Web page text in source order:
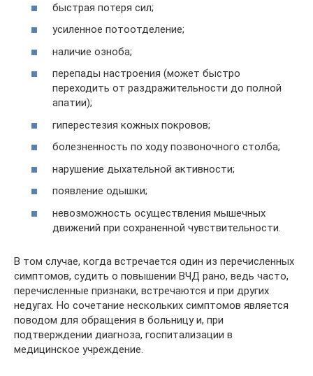
быстрая потеря сил;
усиленное потоотделение;
наличие озноба;
перепады настроения (может быстро
переходить от раздражительности до полной
апатии);
гиперестезия кожных покровов;
болезненность по ходу позвоночного столба;
нарушение дыхательной активности;
появление одышки;
невозможность осуществления мышечных
движений при сохраненной чувствительности.
В том случае, когда встречается один из перечисленных
симптомов, судить о повышении ВЧД рано, ведь часто,
перечисленные признаки, встречаются и при других
недугах. Но сочетание нескольких симптомов является
поводом для обращения в больницу и, при
подтверждении диагноза, госпитализации в
медицинское учреждение.